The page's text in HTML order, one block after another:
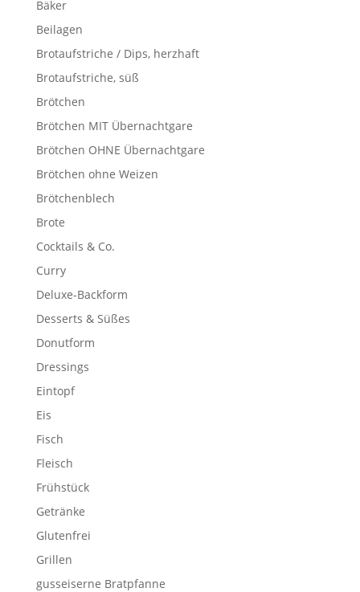
Bäker
Beilagen
Brotaufstriche / Dips, herzhaft
Brotaufstriche, süß
Brötchen
Brötchen MIT Übernachtgare
Brötchen OHNE Übernachtgare
Brötchen ohne Weizen
Brötchenblech
Brote
Cocktails & Co.
Curry
Deluxe-Backform
Desserts & Süßes
Donutform
Dressings
Eintopf
Eis
Fisch
Fleisch
Frühstück
Getränke
Glutenfrei
Grillen
gusseiserne Bratpfanne